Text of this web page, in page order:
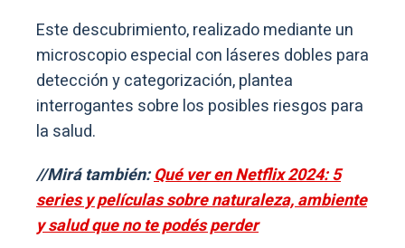
Este descubrimiento, realizado mediante un
microscopio especial con láseres dobles para
detección y categorización, plantea
interrogantes sobre los posibles riesgos para
la salud.
//Mirá también:Qué ver en Netflix 2024: 5
series y películas sobre naturaleza, ambiente
y salud que no te podés perder